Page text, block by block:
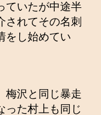
ていたが中途半
されてその名刺
をし始めてい
梅沢と同じ暴走
った村上も同じ